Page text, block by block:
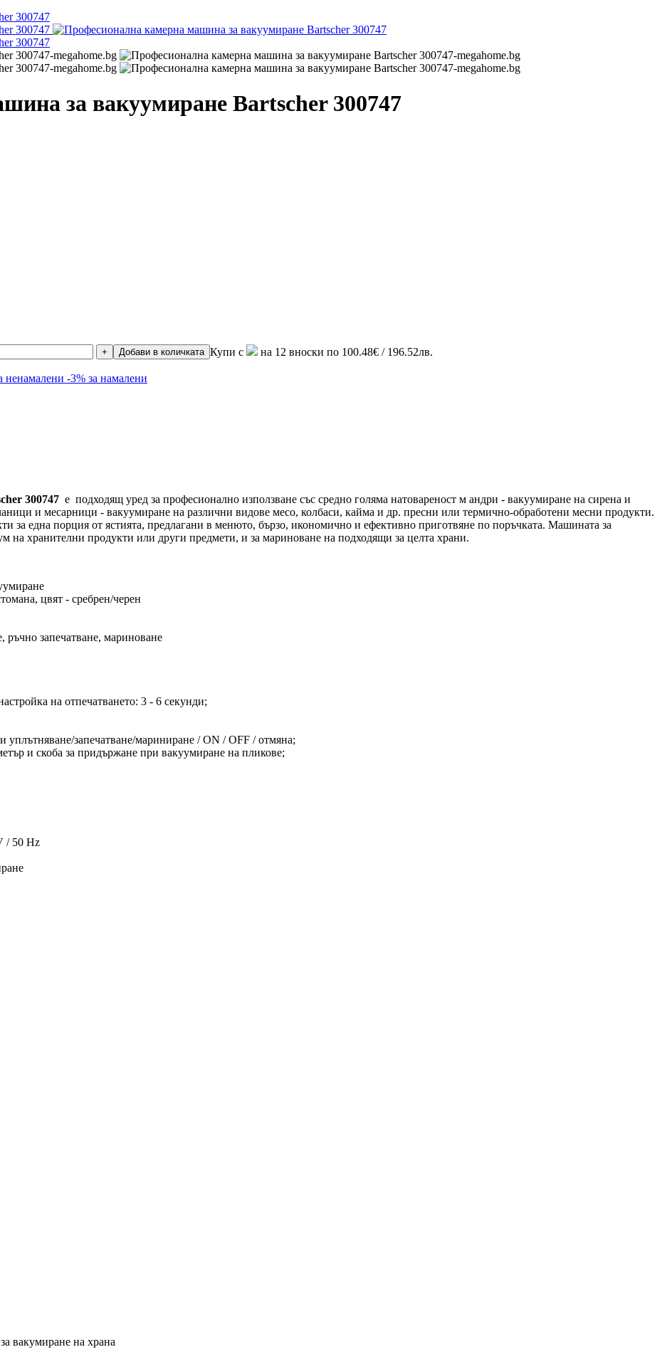
за вакуумиране Bartscher 300747
+ Добави в количката Купи с
на 12 вноски по 100.48€ / 196.52лв.
ненамалени -3% за намалени
300747 е подходящ уред за професионално използване със средно голяма натовареност м андри - вакуумиране на сирена и
и месарници - вакуумиране на различни видове месо, колбаси, кайма и др. пресни или термично-обработени месни продукти.
за една порция от ястията, предлагани в менюто, бързо, икономично и ефективно приготвяне по поръчката. Машината за
на хранителни продукти или други предмети, и за мариноване на подходящи за целта храни.
цвят - сребрен/черен
запечатване, мариноване
на отпечатването: 3 - 6 секунди;
запечатване/мариниране / ON / OFF / отмяна;
и скоба за придържане при вакуумиране на пликове;
/ 50 Hz
вакумиране на храна